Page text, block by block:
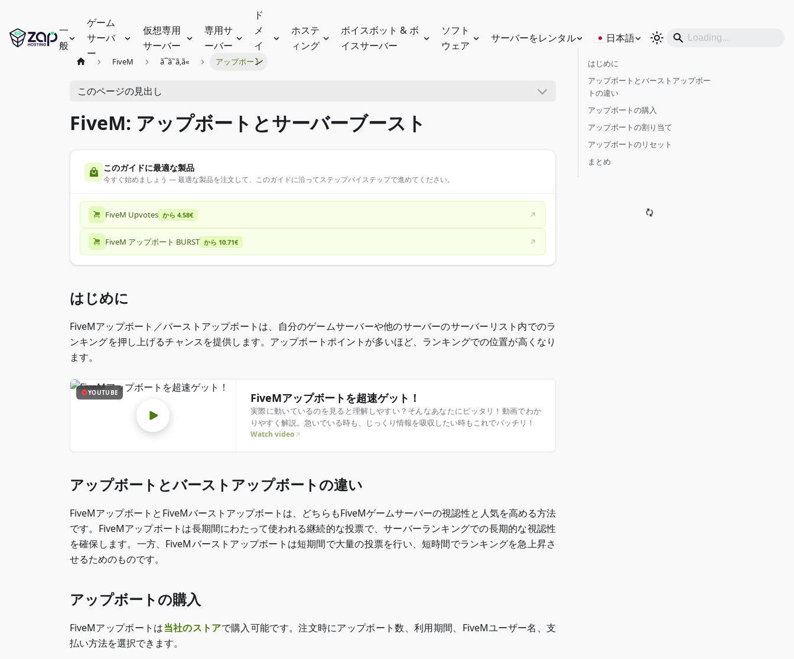
一
般
ゲーム
サーバ
ー
仮想専用
サーバー
専用サ
ーバー
ド
メ
イ
ン
ホステ
ィング
ボイスボット & ボ
イスサーバー
ソフト
ウェア
サーバーをレンタル 日本語
FiveM ã¯ã˜ã‚ã« アップボート
このページの見出し
FiveM: アップボートとサーバーブースト
このガイドに最適な製品
今すぐ始めましょう — 最適な製品を注文して、このガイドに沿ってステップバイステップで進めてください。
FiveM Upvotes から 4.58€
FiveM アップボート BURST から 10.71€
はじめに
FiveMアップボート／バーストアップボートは、自分のゲームサーバーや他のサーバーのサーバーリスト内でのラ
ンキングを押し上げるチャンスを提供します。アップボートポイントが多いほど、ランキングでの位置が高くなり
ます。
YOUTUBE FiveMアップボートを超速ゲット！
実際に動いているのを見ると理解しやすい？そんなあなたにピッタリ！動画でわか
りやすく解説。急いでいる時も、じっくり情報を吸収したい時もこれでバッチリ！
Watch video
アップボートとバーストアップボートの違い
FiveMアップボートとFiveMバーストアップボートは、どちらもFiveMゲームサーバーの視認性と人気を高める方法
です。FiveMアップボートは長期間にわたって使われる継続的な投票で、サーバーランキングでの長期的な視認性
を確保します。一方、FiveMバーストアップボートは短期間で大量の投票を行い、短時間でランキングを急上昇さ
せるためのものです。
アップボートの購入
FiveMアップボートは当社のストアで購入可能です。注文時にアップボート数、利用期間、FiveMユーザー名、支
払い方法を選択できます。
はじめに
アップボートとバーストアップボー
トの違い
アップボートの購入
アップボートの割り当て
アップボートのリセット
まとめ